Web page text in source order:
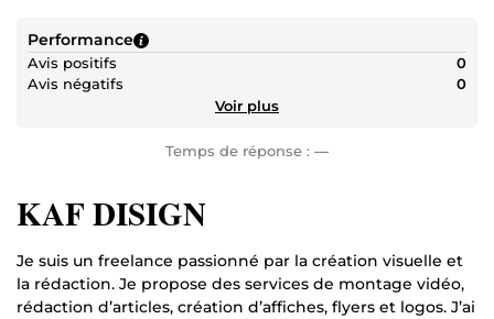
Performance
Avis positifs
0
Avis négatifs
0
Voir plus
Temps de réponse : —
KAF DISIGN
Je suis un freelance passionné par la création visuelle et
la rédaction. Je propose des services de montage vidéo,
rédaction d’articles, création d’affiches, flyers et logos. J’ai